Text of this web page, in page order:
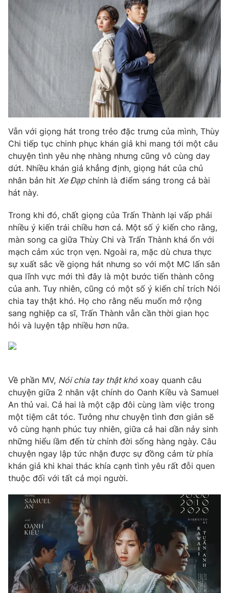
VTV Sức khoẻ Bất động sản
Thị trường 24h Tấm lòng Việt
VTV4 Vươn mình bằng AI
VTV9 VTV8
Liên hệ tòa soạn English
THỜI BÁO VTV
Theo dõi báo trên
Cơ quan chủ quản:Đài Truyền hình Việt Nam
Cơ quan báo chí:Thời báo VTV
Giấy phép hoạt động báo in và báo điện tử số 483/GP-BTTTT
cấp ngày 29/12/2023
Tổng Biên tập:Vũ Thanh Thủy
Phó Tổng Biên tập:Nguyễn Thị Mỹ Hạnh, Phạm Quốc Thắng,
Nguyễn Trọng Ninh
Email:toasoan@vtv.vn
Liên hệ quảng cáo:024-7300.7108
® Cấm sao chép dưới mọi hình thức nếu không có sự chấp
thuận bằng văn bản. Ghi rõ nguồn VTV.vn khi phát hành lại
thông tin từ website này.
Vẫn với giọng hát trong trẻo đặc trưng của mình, Thùy
Chi tiếp tục chinh phục khán giả khi mang tới một câu
chuyện tình yêu nhẹ nhàng nhưng cũng vô cùng day
dứt. Nhiều khán giả khẳng định, giọng hát của chủ
nhân bản hit Xe Đạpchính là điểm sáng trong cả bài
hát này.
Trong khi đó, chất giọng của Trấn Thành lại vấp phải
nhiều ý kiến trái chiều hơn cả. Một số ý kiến cho rằng,
màn song ca giữa Thùy Chi và Trấn Thành khá ổn với
mạch cảm xúc trọn vẹn. Ngoài ra, mặc dù chưa thực
sự xuất sắc về giọng hát nhưng so với một MC lấn sân
qua lĩnh vực mới thì đây là một bước tiến thành công
của anh. Tuy nhiên, cũng có một số ý kiến chỉ trích Nói
chia tay thật khó. Họ cho rằng nếu muốn mở rộng
sang nghiệp ca sĩ, Trấn Thành vẫn cần thời gian học
hỏi và luyện tập nhiều hơn nữa.
Về phần MV, Nói chia tay thật khó xoay quanh câu
chuyện giữa 2 nhân vật chính do Oanh Kiều và Samuel
An thủ vai. Cả hai là một cặp đôi cùng làm việc trong
một tiệm cắt tóc. Tưởng như chuyện tình đơn giản sẽ
vô cùng hạnh phúc tuy nhiên, giữa cả hai dần nảy sinh
những hiểu lầm đến từ chính đời sống hàng ngày. Câu
chuyện ngay lập tức nhận được sự đồng cảm từ phía
khán giả khi khai thác khía cạnh tình yêu rất đỗi quen
thuộc đối với tất cả mọi người.